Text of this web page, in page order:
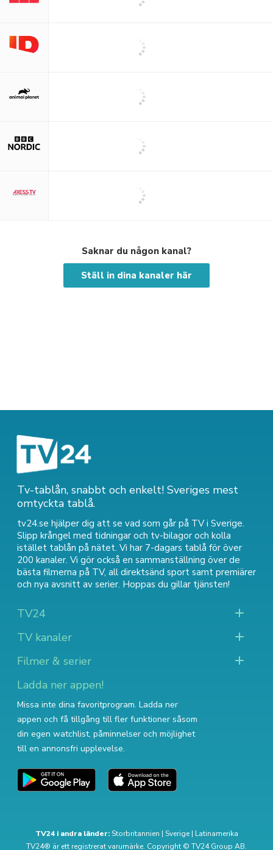
Saknar du någon kanal?
Ställ in dina kanaler här
Tv-tablån, snabbt och enkelt! Sveriges mest
omtyckta tablå.
tv24.se hjälper dig att se vad som går på TV i Sverige.
Slipp krångel med tidningar och tv-bilagor och kolla
istället tablån på nätet. Vi har 7-dagars tablå för över
200 kanaler. Vi gör också en sammanställning över de
bästa filmerna på TV, all direktsänd sport samt premiärer
och nya avsnitt av serier. Hoppas du gillar tjänsten!
TV24
TV kanaler
Filmer & serier
Ladda ner appen!
Missa inte dina favoritprogram. Ladda ner
appen och få tillgång till fler funktioner såsom
din egen watchlist, påminnelser och möjlighet
till en annonsfri upplevelse.
TV24 i andra länder: Storbritannien | Sverige| Latinamerika
TV24® är ett registrerat varumärke. Copyright © TV24 Group AB.